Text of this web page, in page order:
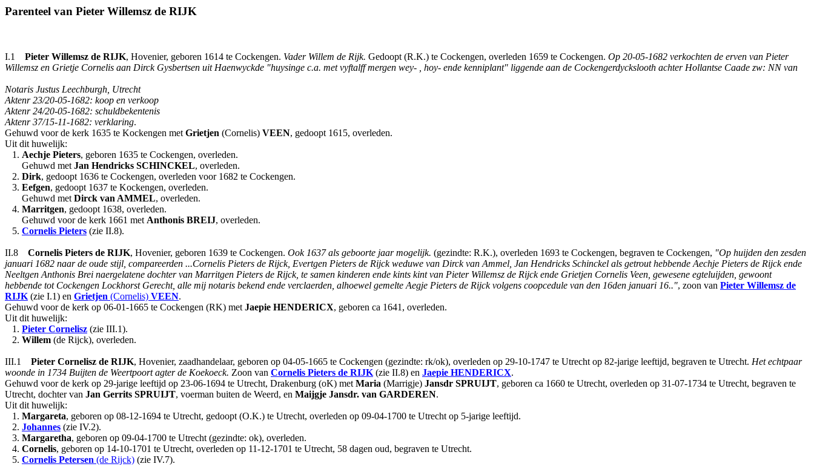
Parenteel van Pieter Willemsz de RIJK
I.1 Pieter Willemsz de RIJK, Hovenier, geboren 1614 te Cockengen. Vader Willem de Rijk. Gedoopt (R.K.) te Cockengen, overleden 1659 te Cockengen. Op 20-05-1682 verkochten de erven van Pieter
Willemsz en Grietje Cornelis aan Dirck Gysbertsen uit Haenwyckde "huysinge c.a. met vyftalff mergen wey- , hoy- ende kenniplant" liggende aan de Cockengerdyckslooth achter Hollantse Caade zw: NN van
Notaris Justus Leechburgh, Utrecht
Aktenr 23/20-05-1682: koop en verkoop
Aktenr 24/20-05-1682: schuldbekentenis
Aktenr 37/15-11-1682: verklaring.
Gehuwd voor de kerk 1635 te Kockengen met Grietjen (Cornelis) VEEN, gedoopt 1615, overleden.
Uit dit huwelijk:
1. Aechje Pieters, geboren 1635 te Cockengen, overleden.
Gehuwd met Jan Hendricks SCHINCKEL, overleden.
2. Dirk, gedoopt 1636 te Cockengen, overleden voor 1682 te Cockengen.
3. Eefgen, gedoopt 1637 te Kockengen, overleden.
Gehuwd met Dirck van AMMEL, overleden.
4. Marritgen, gedoopt 1638, overleden.
Gehuwd voor de kerk 1661 met Anthonis BREIJ, overleden.
5. Cornelis Pieters (zie II.8).
II.8 Cornelis Pieters de RIJK, Hovenier, geboren 1639 te Cockengen. Ook 1637 als geboorte jaar mogelijk. (gezindte: R.K.), overleden 1693 te Cockengen, begraven te Cockengen, "Op huijden den zesden
januari 1682 naar de oude stijl, compareerden ...Cornelis Pieters de Rijck, Evertgen Pieters de Rijck weduwe van Dirck van Ammel, Jan Hendricks Schinckel als getrout hebbende Aechje Pieters de Rijck ende
Neeltgen Anthonis Brei naergelatene dochter van Marritgen Pieters de Rijck, te samen kinderen ende kints kint van Pieter Willemsz de Rijck ende Grietjen Cornelis Veen, gewesene egteluijden, gewoont
hebbende tot Cockengen Lockhorst Gerecht, alle mij notaris bekend ende verclaerden, alhoewel gemelte Aegje Pieters de Rijck volgens coopcedule van den 16den januari 16..", zoon van Pieter Willemsz de
RIJK (zie I.1) en Grietjen (Cornelis) VEEN.
Gehuwd voor de kerk op 06-01-1665 te Cockengen (RK) met Jaepie HENDERICX, geboren ca 1641, overleden.
Uit dit huwelijk:
1. Pieter Cornelisz (zie III.1).
2. Willem (de Rijck), overleden.
III.1 Pieter Cornelisz de RIJK, Hovenier, zaadhandelaar, geboren op 04-05-1665 te Cockengen (gezindte: rk/ok), overleden op 29-10-1747 te Utrecht op 82-jarige leeftijd, begraven te Utrecht. Het echtpaar
woonde in 1734 Buijten de Weertpoort agter de Koekoeck. Zoon van Cornelis Pieters de RIJK (zie II.8) en Jaepie HENDERICX.
Gehuwd voor de kerk op 29-jarige leeftijd op 23-06-1694 te Utrecht, Drakenburg (oK) met Maria (Marrigje) Jansdr SPRUIJT, geboren ca 1660 te Utrecht, overleden op 31-07-1734 te Utrecht, begraven te
Utrecht, dochter van Jan Gerrits SPRUIJT, voerman buiten de Weerd, en Maijgje Jansdr. van GARDEREN.
Uit dit huwelijk:
1. Margareta, geboren op 08-12-1694 te Utrecht, gedoopt (O.K.) te Utrecht, overleden op 09-04-1700 te Utrecht op 5-jarige leeftijd.
2. Johannes (zie IV.2).
3. Margaretha, geboren op 09-04-1700 te Utrecht (gezindte: ok), overleden.
4. Cornelis, geboren op 14-10-1701 te Utrecht, overleden op 11-12-1701 te Utrecht, 58 dagen oud, begraven te Utrecht.
5. Cornelis Petersen (de Rijck) (zie IV.7).